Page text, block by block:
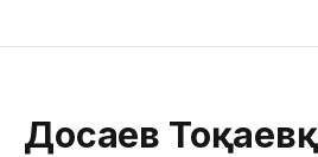
Досаев